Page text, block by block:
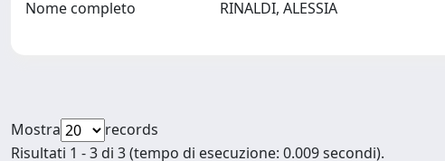
Nome completo RINALDI, ALESSIA
Mostra
records
Risultati 1 - 3 di 3 (tempo di esecuzione: 0.009 secondi).